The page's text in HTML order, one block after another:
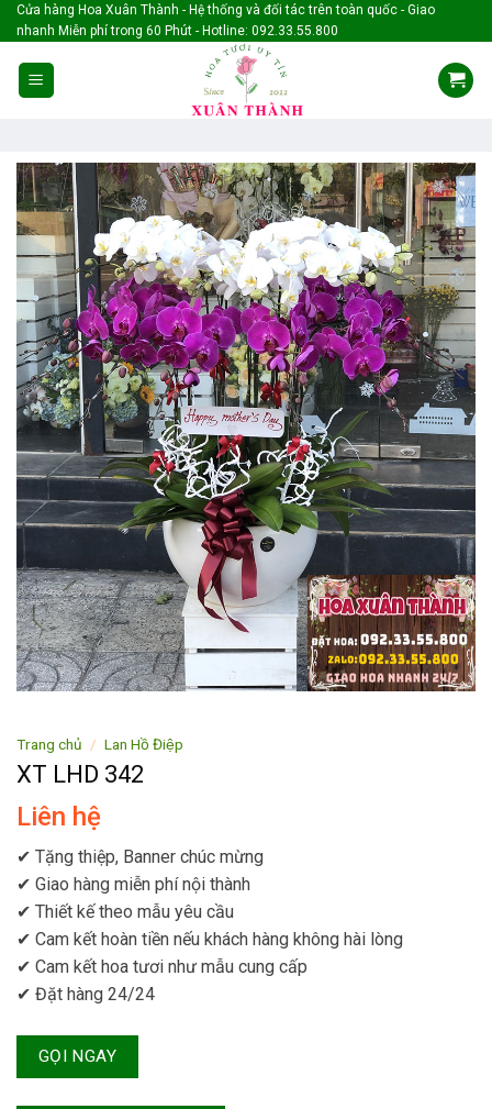
Skip
to
content
Cửa hàng Hoa Xuân Thành - Hệ thống và đối tác trên toàn quốc - Giao
nhanh Miễn phí trong 60 Phút - Hotline: 092.33.55.800
Trang chủ / Lan Hồ Điệp
XT LHD 342
Liên hệ
✔ Tặng thiệp, Banner chúc mừng
✔ Giao hàng miễn phí nội thành
✔ Thiết kế theo mẫu yêu cầu
✔ Cam kết hoàn tiền nếu khách hàng không hài lòng
✔ Cam kết hoa tươi như mẫu cung cấp
✔ Đặt hàng 24/24
GỌI NGAY